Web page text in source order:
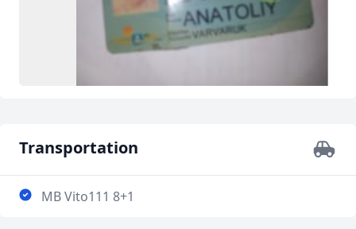
Transportation
MB Vito111 8+1